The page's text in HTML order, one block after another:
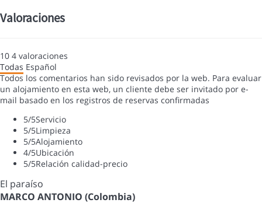
Valoraciones
10 4 valoraciones
Todas Español
Todos los comentarios han sido revisados por la web. Para evaluar
un alojamiento en esta web, un cliente debe ser invitado por e-
mail basado en los registros de reservas confirmadas
5/5Servicio
5/5Limpieza
5/5Alojamiento
4/5Ubicación
5/5Relación calidad-precio
El paraíso
MARCO ANTONIO (Colombia)